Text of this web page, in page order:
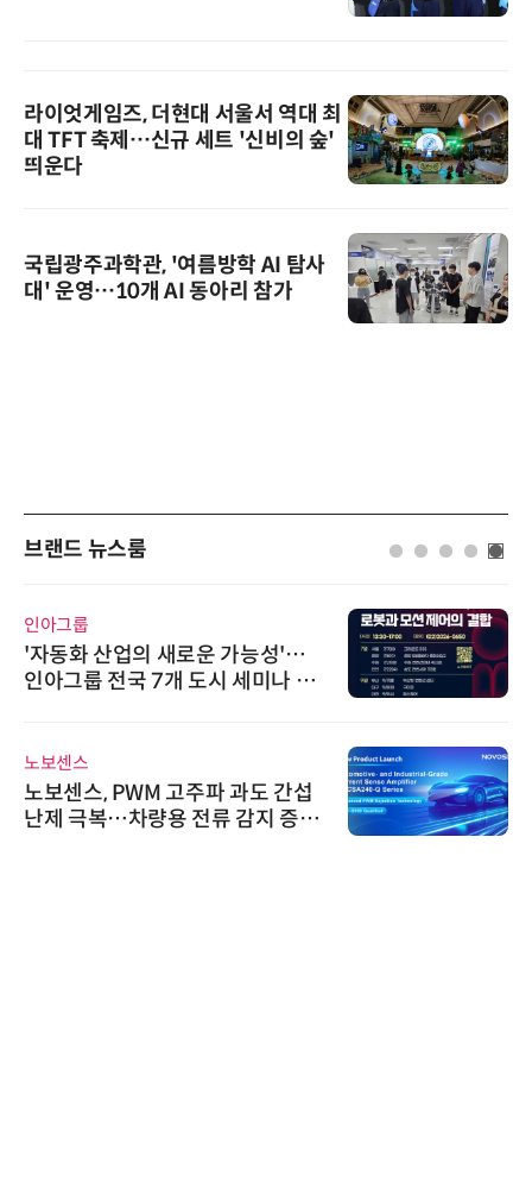
라이엇게임즈, 더현대 서울서 역대 최
대 TFT 축제…신규 세트 '신비의 숲'
띄운다
국립광주과학관, '여름방학 AI 탐사
대' 운영…10개 AI 동아리 참가
브랜드 뉴스룸
인아그룹
'자동화 산업의 새로운 가능성'…
인아그룹 전국 7개 도시 세미나 페
노보센스
노보센스, PWM 고주파 과도 간섭
난제 극복…차량용 전류 감지 증폭